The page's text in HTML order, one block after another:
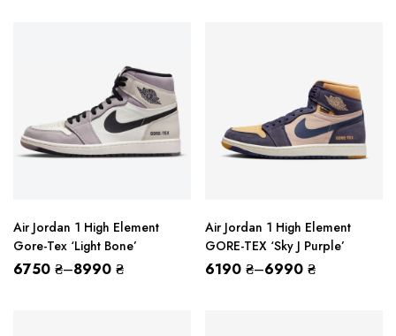
Air Jordan 1 High Element
Gore-Tex ‘Light Bone’
6750 ₴–8990 ₴
Air Jordan 1 High Element
GORE-TEX ‘Sky J Purple’
6190 ₴–6990 ₴